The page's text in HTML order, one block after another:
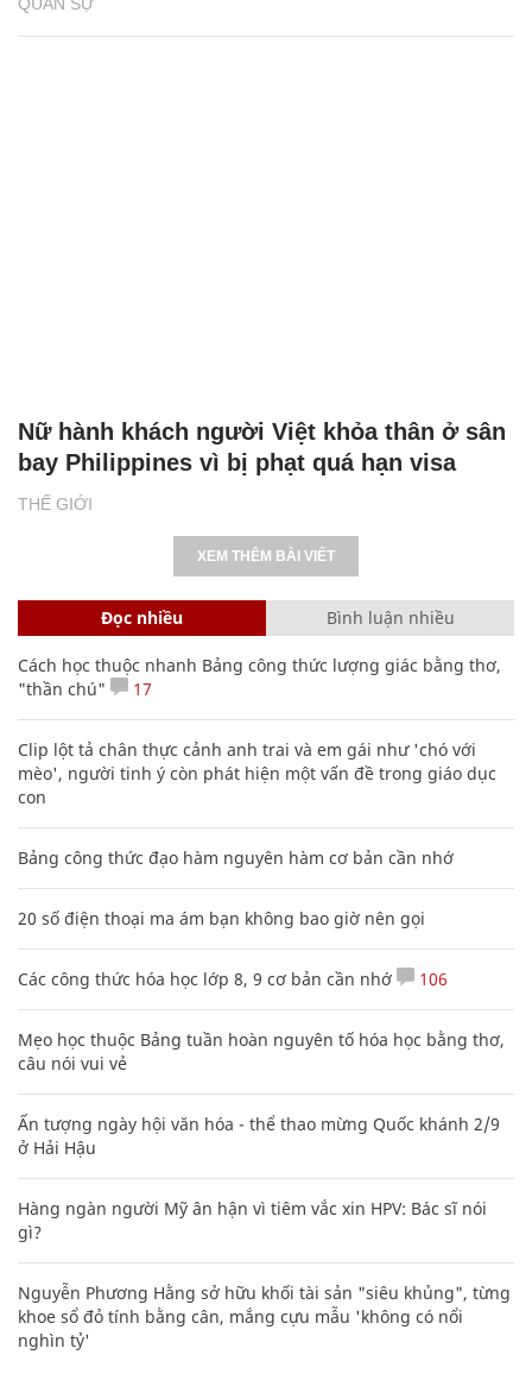
THẾ GIỚI
Nữ hành khách người Việt khỏa thân ở sân
bay Philippines vì bị phạt quá hạn visa
XEM THÊM BÀI VIẾT
Đọc nhiều Bình luận nhiều
Cách học thuộc nhanh Bảng công thức lượng giác bằng thơ,
"thần chú"
17
Clip lột tả chân thực cảnh anh trai và em gái như 'chó với
mèo', người tinh ý còn phát hiện một vấn đề trong giáo dục
con
Bảng công thức đạo hàm nguyên hàm cơ bản cần nhớ
20 số điện thoại ma ám bạn không bao giờ nên gọi
Các công thức hóa học lớp 8, 9 cơ bản cần nhớ 106
Mẹo học thuộc Bảng tuần hoàn nguyên tố hóa học bằng thơ,
câu nói vui vẻ
Ấn tượng ngày hội văn hóa - thể thao mừng Quốc khánh 2/9
ở Hải Hậu
Hàng ngàn người Mỹ ân hận vì tiêm vắc xin HPV: Bác sĩ nói
gì?
Nguyễn Phương Hằng sở hữu khối tài sản "siêu khủng", từng
khoe sổ đỏ tính bằng cân, mắng cựu mẫu 'không có nổi
nghìn tỷ'